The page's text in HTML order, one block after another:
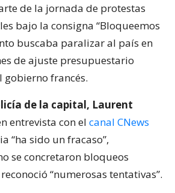
de la jornada de protestas
bajo la consigna “Bloqueemos
buscaba paralizar al país en
de ajuste presupuestario
francés.
de la capital, Laurent
entrevista con el canal CNews
“ha sido un fracaso”,
se concretaron bloqueos
“numerosas tentativas”.